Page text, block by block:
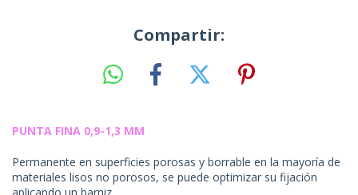
Compartir:
PUNTA FINA 0,9-1,3 MM
Permanente en superficies porosas y borrable en la mayoría de
materiales lisos no porosos, se puede optimizar su fijación
aplicando un barniz.